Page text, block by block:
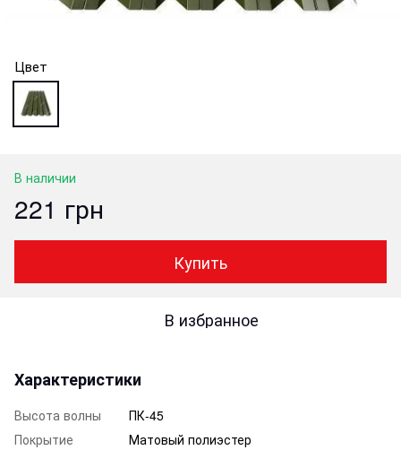
Цвет
В наличии
221 грн
Купить
В избранное
Характеристики
Высота волны
ПК-45
Покрытие
Матовый полиэстер